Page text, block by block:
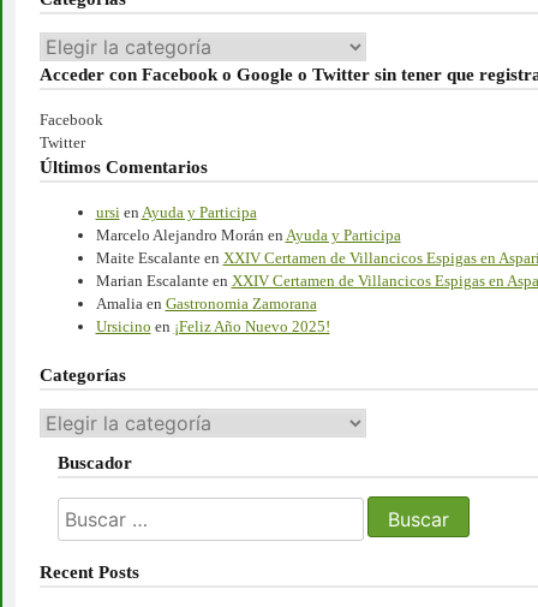
Categorias
Acceder con Facebook o Google o Twitter sin tener que
Facebook
Twitter
Últimos Comentarios
ursien Ayuda y Participa
Marcelo Alejandro Morán en Ayuda y Participa
Maite Escalanteen XXIV Certamen de Villancicos Espigas en
Marian Escalanteen XXIV Certamen de Villancicos Espigas en
Amaliaen Gastronomia Zamorana
Ursicino en ¡Feliz Año Nuevo 2025!
Categorías
Categorías
Buscador
Recent Posts